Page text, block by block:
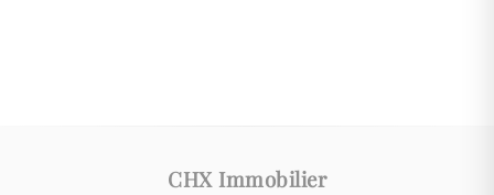
CHX Immobilier